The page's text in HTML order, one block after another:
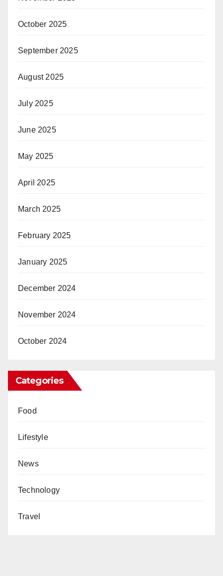
October 2025
September 2025
August 2025
July 2025
June 2025
May 2025
April 2025
March 2025
February 2025
January 2025
December 2024
November 2024
October 2024
Categories
Food
Lifestyle
News
Technology
Travel